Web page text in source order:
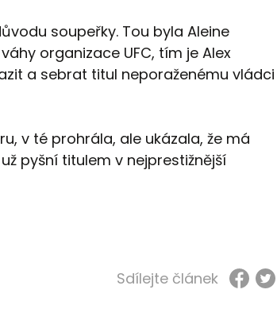
soupeřky. Tou byla Aleine
organizace UFC, tím je Alex
a sebrat titul neporaženému vládci
v té prohrála, ale ukázala, že má
pyšní titulem v nejprestižnější
Sdílejte článek